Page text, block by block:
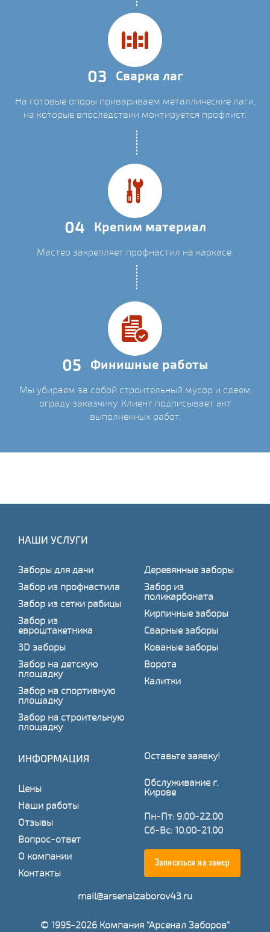
03 Сварка лаг
На готовые опоры привариваем металлические лаги,
на которые впоследствии монтируется профлист.
04 Крепим материал
Мастер закрепляет профнастил на каркасе.
05 Финишные работы
Мы убираем за собой строительный мусор и сдаем
ограду заказчику. Клиент подписывает акт
выполненных работ.
НАШИ УСЛУГИ
Заборы для дачи
Забор из профнастила
Забор из сетки рабицы
Забор из
евроштакетника
3D заборы
Забор на детскую
площадку
Забор на спортивную
площадку
Забор на строительную
площадку
Деревянные заборы
Забор из
поликарбоната
Кирпичные заборы
Сварные заборы
Кованые заборы
Ворота
Калитки
ИНФОРМАЦИЯ
Цены
Наши работы
Отзывы
Вопрос-ответ
О компании
Контакты
Оставьте заявку!
Обслуживание г.
Кирове
Пн-Пт: 9.00-22.00
Сб-Вс: 10.00-21.00
Записаться на замер
mail@arsenalzaborov43.ru
© 1995-2026 Компания "Арсенал Заборов"